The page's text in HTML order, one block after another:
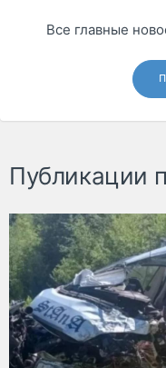
Все главные
Публикации